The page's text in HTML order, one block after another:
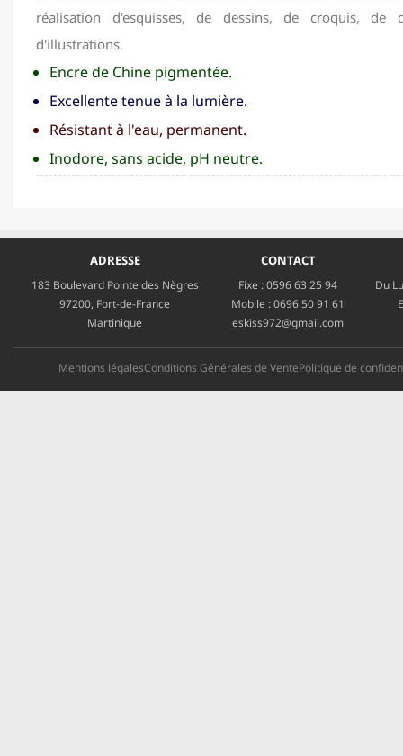
réalisation d'esquisses, de dessins, de croquis, de
d'illustrations.
Encre de Chine pigmentée.
Excellente tenue à la lumière.
Résistant à l'eau, permanent.
Inodore, sans acide, pH neutre.
ADRESSE
183 Boulevard Pointe des Nègres
97200, Fort-de-France
Martinique
CONTACT
Fixe :0596 63 25 94
Mobile :0696 50 91 61
eskiss972@gmail.com
Du
Mentions légalesConditions Générales de VentePolitique de